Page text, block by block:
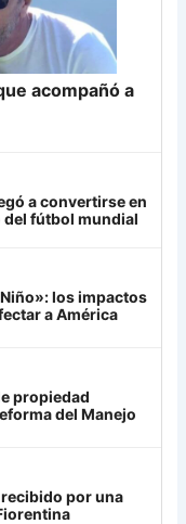
9
-8
-3 19
-12 19
-21 9
acompañó a
a convertirse en
del fútbol mundial
los impactos
a América
propiedad
del Manejo
por una